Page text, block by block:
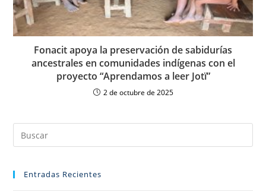
Fonacit apoya la preservación de sabidurías
ancestrales en comunidades indígenas con el
proyecto “Aprendamos a leer Jotï”
2 de octubre de 2025
Entradas Recientes